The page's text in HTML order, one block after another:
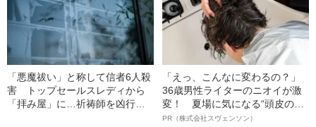
「悪魔祓い」と称して信者6人殺
害 トップセールスレディから
「拝み屋」に…祈祷師を凶行に
「えっ、こんなに変わるの？」
36歳男性ライターのニオイが激
変！ 夏場に気になる“頭皮のニ
オイ”や“ベタつき”を解消す
PR（株式会社スヴェンソン）